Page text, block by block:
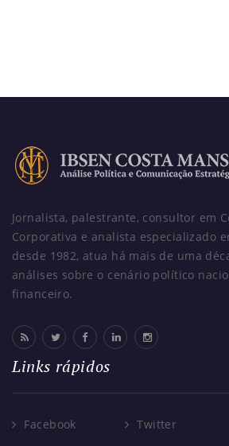
Jornalista, palestrante, consultor em
Corporativa e analista especializado
desde 1982, atua há mais de uma
análises sobre o cenário político
financeiro.
Links rápidos
Facebook
Twitter